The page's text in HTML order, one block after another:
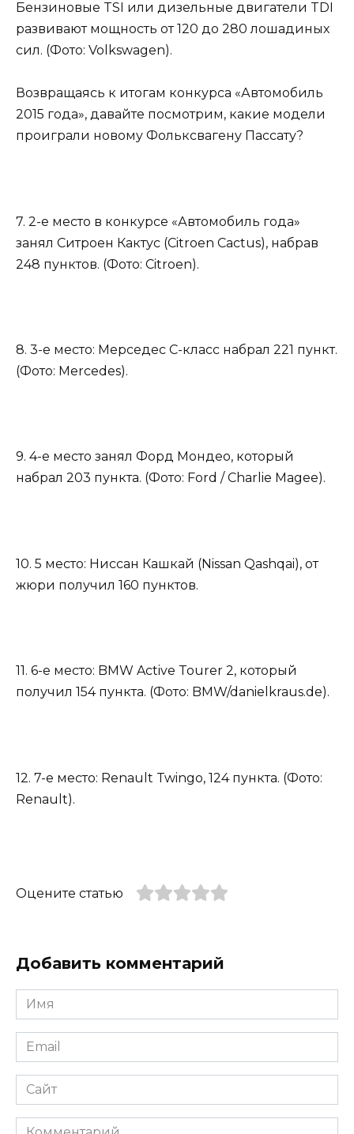
Бензиновые TSI или дизельные двигатели TDI
развивают мощность от 120 до 280 лошадиных
сил. (Фото: Volkswagen).
Возвращаясь к итогам конкурса «Автомобиль
2015 года», давайте посмотрим, какие модели
проиграли новому Фольксвагену Пассату?
7. 2-е место в конкурсе «Автомобиль года»
занял Ситроен Кактус (Citroen Cactus), набрав
248 пунктов. (Фото: Citroen).
8. 3-е место: Мерседес C-класс набрал 221 пункт.
(Фото: Mercedes).
9. 4-е место занял Форд Мондео, который
набрал 203 пункта. (Фото: Ford / Charlie Magee).
10. 5 место: Ниссан Кашкай (Nissan Qashqai), от
жюри получил 160 пунктов.
11. 6-е место: BMW Active Tourer 2, который
получил 154 пункта. (Фото: BMW/danielkraus.de).
12. 7-е место: Renault Twingo, 124 пункта. (Фото:
Renault).
Оцените статью
Добавить комментарий
Имя
*
Email
*
Сайт
Комментарий